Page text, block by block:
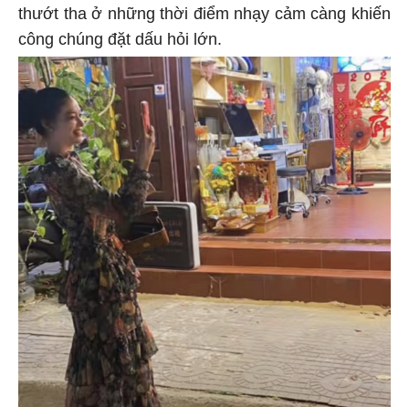
thướt tha ở những thời điểm nhạy cảm càng khiến
công chúng đặt dấu hỏi lớn.